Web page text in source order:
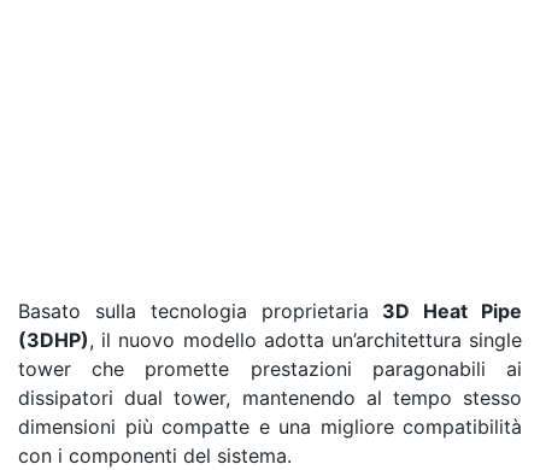
Basato sulla tecnologia proprietaria 3D Heat Pipe
(3DHP), il nuovo modello adotta un’architettura single
tower che promette prestazioni paragonabili ai
dissipatori dual tower, mantenendo al tempo stesso
dimensioni più compatte e una migliore compatibilità
con i componenti del sistema.